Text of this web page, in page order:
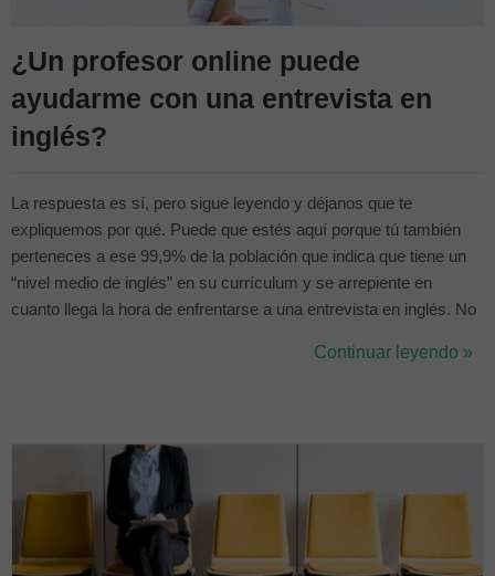
¿Un profesor online puede
ayudarme con una entrevista en
inglés?
La respuesta es sí, pero sigue leyendo y déjanos que te
expliquemos por qué. Puede que estés aquí porque tú también
perteneces a ese 99,9% de la población que indica que tiene un
“nivel medio de inglés” en su currículum y se arrepiente en
cuanto llega la hora de enfrentarse a una entrevista en inglés. No
tienes que tener confianza en tí mism@ y preparar la entrevista
Continuar leyendo »